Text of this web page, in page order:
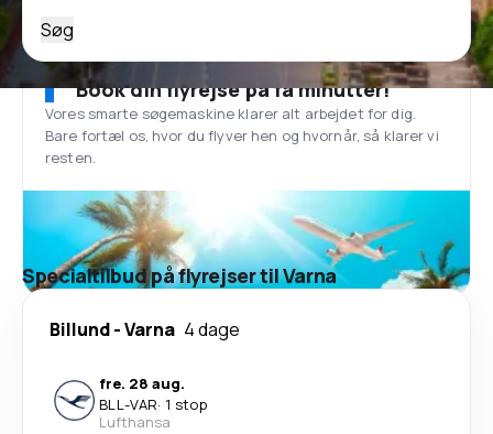
Søg
Book din flyrejse på få minutter!
Vores smarte søgemaskine klarer alt arbejdet for dig.
Bare fortæl os, hvor du flyver hen og hvornår, så klarer vi
resten.
Specialtilbud på flyrejser til Varna
Billund-Varna 4 dage
fre. 28 aug.
BLL-VAR· 1 stop
Lufthansa